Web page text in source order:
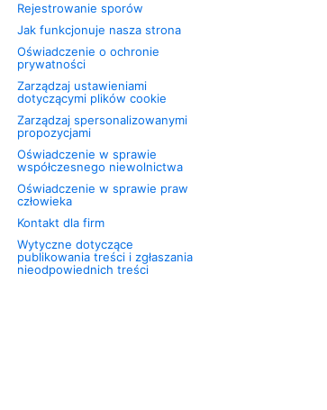
Rejestrowanie sporów
Jak funkcjonuje nasza strona
Oświadczenie o ochronie
prywatności
Zarządzaj ustawieniami
dotyczącymi plików cookie
Zarządzaj spersonalizowanymi
propozycjami
Oświadczenie w sprawie
współczesnego niewolnictwa
Oświadczenie w sprawie praw
człowieka
Kontakt dla firm
Wytyczne dotyczące
publikowania treści i zgłaszania
nieodpowiednich treści